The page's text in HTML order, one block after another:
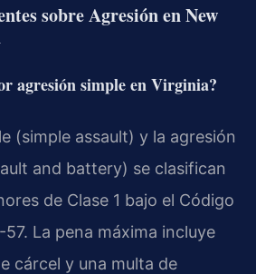
sobre Agresión en New
agresión simple en Virginia?
(simple assault) y la agresión
and battery) se clasifican
de Clase 1 bajo el Código
La pena máxima incluye
cárcel y una multa de